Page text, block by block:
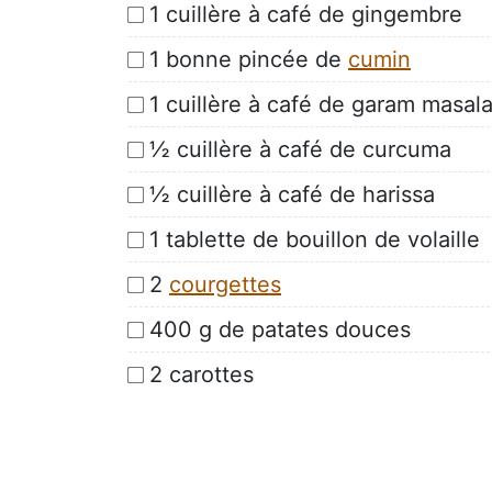
1 cuillère à café de gingembre
1 bonne pincée de cumin
1 cuillère à café de garam masala
½ cuillère à café de curcuma
½ cuillère à café de harissa
1 tablette de bouillon de volaille
2 courgettes
400 g de patates douces
2 carottes